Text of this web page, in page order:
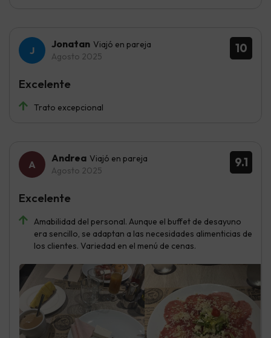
10
Jonatan Viajó en pareja
Agosto 2025
Trato excepcional
Excelente
9.1
Andrea Viajó en pareja
Agosto 2025
Amabilidad del personal. Aunque el buffet de desayuno
era sencillo, se adaptan a las necesidades alimenticias de
los clientes. Variedad en el menú de cenas.
Excelente